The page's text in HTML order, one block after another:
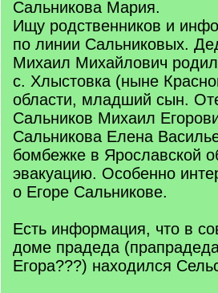
Сальникова Мария.
Ищу родственников и
по линии Сальниковых.
Михаил Михайлович
с. Хлыстовка (ныне
области, младший сын.
Сальников Михаил
Сальникова Елена
бомбежке в Ярославской
эвакуацию. Особенно
о Егоре Сальникове.
Есть информация, что в
доме прадеда
Егора???) находился